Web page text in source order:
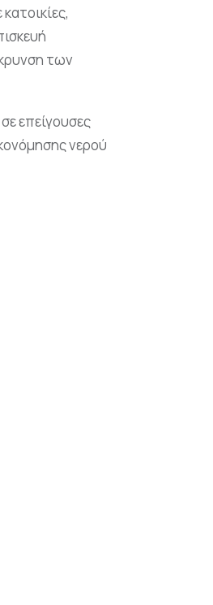
των
επείγουσες
νερού